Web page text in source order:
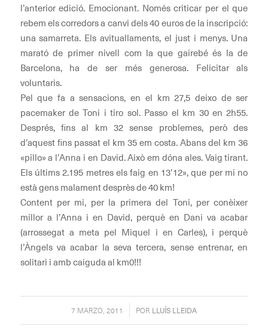
l’anterior edició. Emocionant. Només criticar per el que
rebem els corredors a canvi dels 40 euros de la inscripció:
una samarreta. Els avituallaments, el just i menys. Una
marató de primer nivell com la que gairebé és la de
Barcelona, ha de ser més generosa. Felicitar als
voluntaris.
Pel que fa a sensacions, en el km 27,5 deixo de ser
pacemaker de Toni i tiro sol. Passo el km 30 en 2h55.
Després, fins al km 32 sense problemes, però des
d’aquest fins passat el km 35 em costa. Abans del km 36
«pillo» a l’Anna i en David. Això em dóna ales. Vaig tirant.
Els últims 2.195 metres els faig en 13’12», que per mi no
està gens malament desprès de 40 km!
Content per mi, per la primera del Toni, per conèixer
millor a l’Anna i en David, perquè en Dani va acabar
(arrossegat a meta pel Miquel i en Carles), i perquè
l’Àngels va acabar la seva tercera, sense entrenar, en
solitari i amb caiguda al km0!!!
7 MARZO, 2011
/ POR LLUÍS LLEIDA